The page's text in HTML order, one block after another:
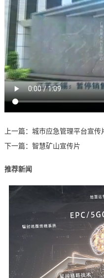
上一篇： 城市应急管理平台宣传
下一篇： 智慧矿山宣传片
推荐新闻